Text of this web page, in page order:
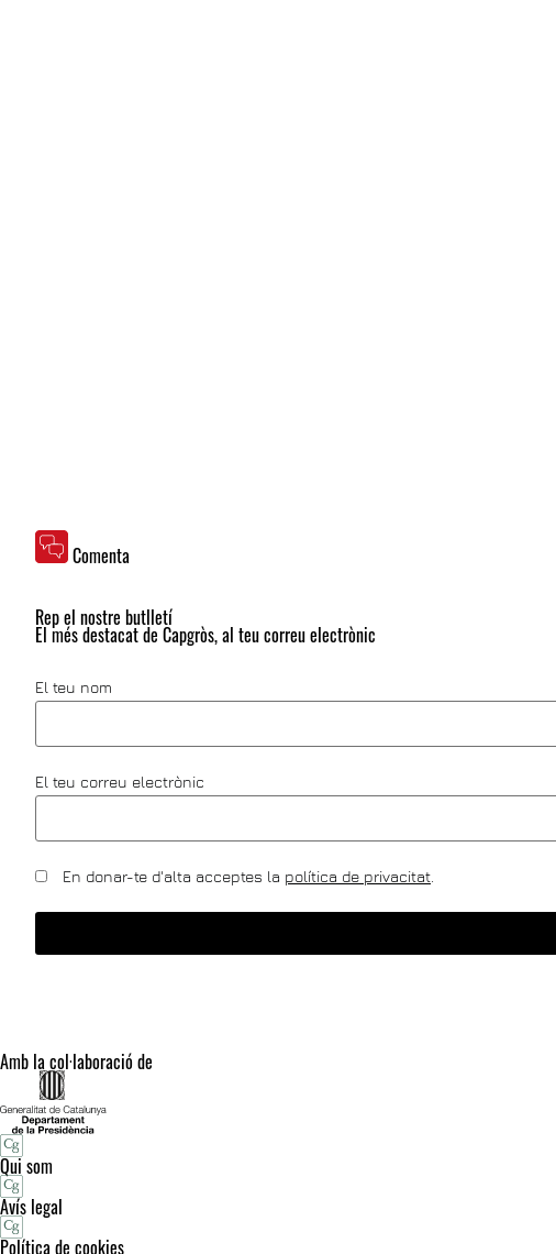
Comenta
Rep el nostre butlletí
El més destacat de Capgròs, al teu correu electrònic
El teu nom
El teu correu electrònic
En donar-te d'alta acceptes la política de privacitat
Amb la col·laboració de
Qui som
Avís legal
Política de cookies